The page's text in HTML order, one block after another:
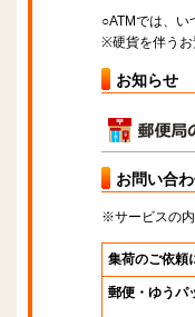
○ATMでは、
※硬貨を伴うお
お知らせ
お問い合
※サービスの
集荷のご依頼
郵便・ゆうパ